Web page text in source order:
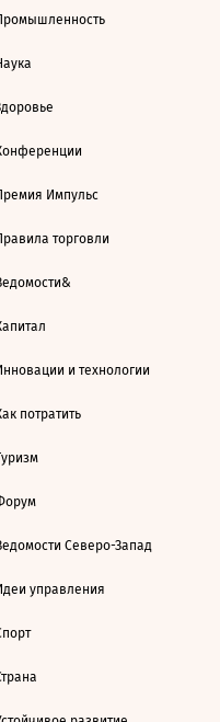
Импульс
торговли
и технологии
потратить
Северо-Запад
управления